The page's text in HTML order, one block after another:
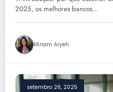
Escolher o Ideal
2025, os melhores bancos…
Miriam Aryeh
setembro 26, 2025